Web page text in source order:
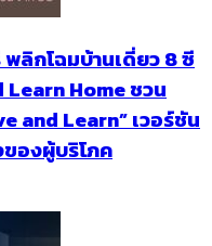
ลิกโฉมบ้านเดี่ยว 8 ซี
Home ชวน
and Learn” เวอร์ชัน
องผู้บริโภค